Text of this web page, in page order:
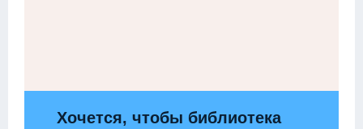
Хочется, чтобы библиотека